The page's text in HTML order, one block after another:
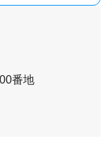
番地